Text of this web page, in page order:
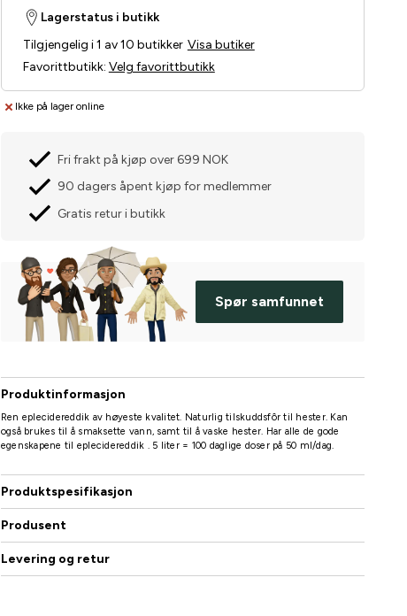
Ikke på lager online
Lagerstatus i butikk
Tilgjengelig i 1 av 10 butikker Visa butiker
Favorittbutikk: Velg favorittbutikk
Fri frakt på kjøp over 699 NOK
90 dagers åpent kjøp for medlemmer
Gratis retur i butikk
Spør samfunnet
Produktinformasjon
Ren eplecidereddik av høyeste kvalitet. Naturlig tilskuddsfôr til hester. Kan
også brukes til å smaksette vann, samt til å vaske hester. Har alle de gode
egenskapene til eplecidereddik . 5 liter = 100 daglige doser på 50 ml/dag.
Produktspesifikasjon
Produsent
Levering og retur